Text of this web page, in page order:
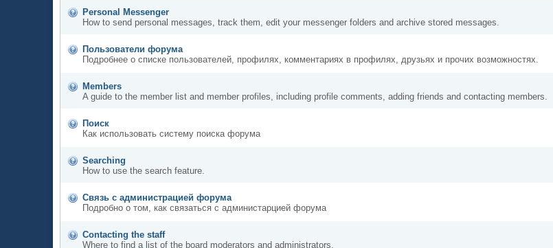
Personal Messenger
How to send personal messages, track them, edit your messenger folders and archive stored messages.
Пользователи форума
Подробнее о списке пользователей, профилях, комментариях в профилях, друзьях и прочих возможностях.
Members
A guide to the member list and member profiles, including profile comments, adding friends and contacting members.
Поиск
Как использовать систему поиска форума
Searching
How to use the search feature.
Связь с администрацией форума
Подробно о том, как связаться с администарцией форума
Contacting the staff
Where to find a list of the board moderators and administrators.